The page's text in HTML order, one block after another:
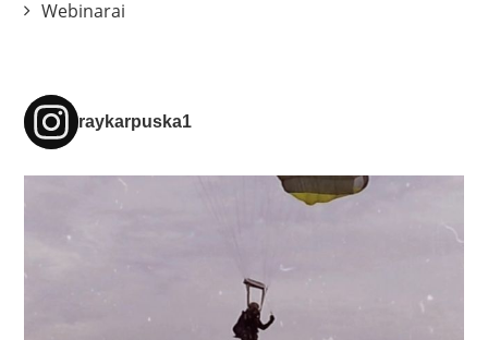
Webinarai
raykarpuska1